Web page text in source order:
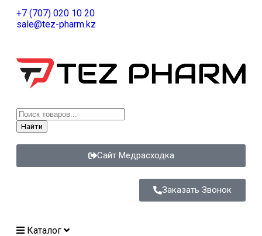
+7 (707) 020 10 20
sale@tez-pharm.kz
Найти
Сайт Медрасходка
Заказать Звонок
Каталог